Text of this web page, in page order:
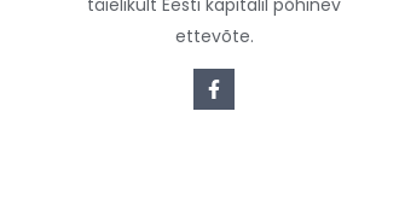
ettevõte.